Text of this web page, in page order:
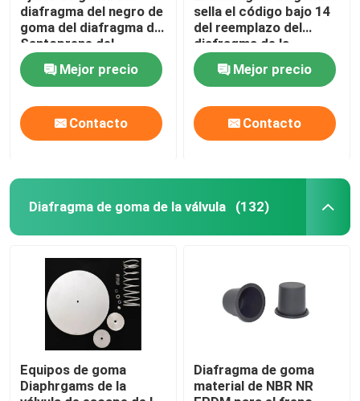
Válvula de pulso industrial
diafragma del negro de
goma del diafragma de
Santoprene del
diafragma de 0.5-inch
01101058 WILDEN
Mejor precio
Contacto
sella el código bajo 14
del reemplazo del
diafragma de la
permeabilidad de gas
EPDM Mejor precio
Contacto
Diafragma de goma de la válvula (132)
Equipos de goma
Diaphrgams de la
Diafragma de goma
material de NBR NR